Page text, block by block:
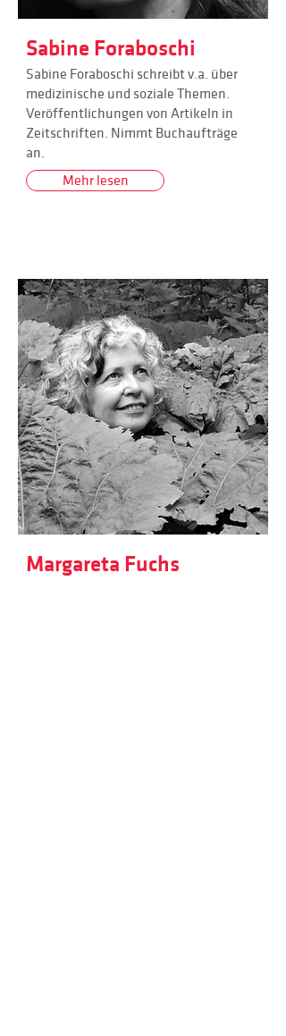
Sabine Foraboschi
Sabine Foraboschi schreibt v.a. über
medizinische und soziale Themen.
Veröffentlichungen von Artikeln in
Zeitschriften. Nimmt Buchaufträge
an.
Mehr lesen
Margareta Fuchs